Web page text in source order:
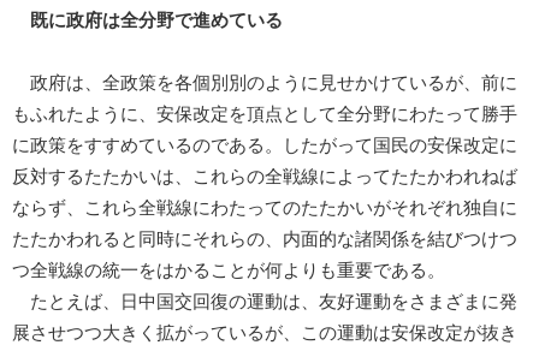
既に政府は全分野で進めている
政府は、全政策を各個別別のように見せかけているが、前に
もふれたように、安保改定を頂点として全分野にわたって勝手
に政策をすすめているのである。したがって国民の安保改定に
反対するたたかいは、これらの全戦線によってたたかわれねば
ならず、これら全戦線にわたってのたたかいがそれぞれ独自に
たたかわれると同時にそれらの、内面的な諸関係を結びつけつ
つ全戦線の統一をはかることが何よりも重要である。
たとえば、日中国交回復の運動は、友好運動をさまざまに発
展させつつ大きく拡がっているが、この運動は安保改定が抜き